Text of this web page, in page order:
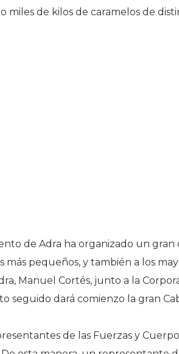
miles de kilos de caramelos de
de Adra ha organizado un gran
más pequeños, y también a los
Manuel Cortés, junto a la
seguido dará comienzo la gran
de las Fuerzas y